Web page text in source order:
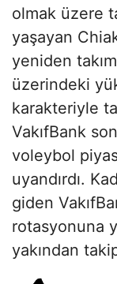
olmak üzere
yaşayan
yeniden
üzerindeki
karakteriyle
VakıfBank
voleybol
uyandırdı.
giden
rotasyonuna
yakından